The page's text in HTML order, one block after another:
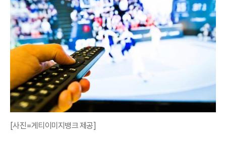
[사진=게티이미지뱅크 제공]